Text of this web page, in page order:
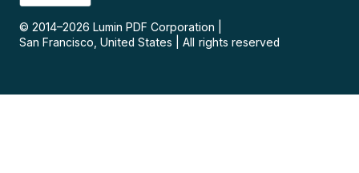
© 2014–2026 Lumin PDF Corporation
San Francisco, United States
All rights reserved